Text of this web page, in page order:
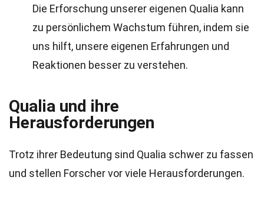
Die Erforschung unserer eigenen Qualia kann
zu persönlichem Wachstum führen, indem sie
uns hilft, unsere eigenen Erfahrungen und
Reaktionen besser zu verstehen.
Qualia und ihre
Herausforderungen
Trotz ihrer Bedeutung sind Qualia schwer zu fassen
und stellen Forscher vor viele Herausforderungen.